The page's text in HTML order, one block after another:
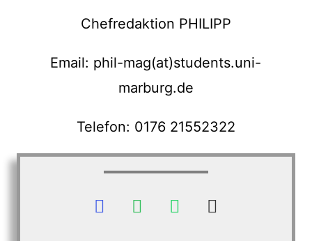
Chefredaktion PHILIPP
Email: phil-mag(at)students.uni-
marburg.de
Telefon: 0176 21552322